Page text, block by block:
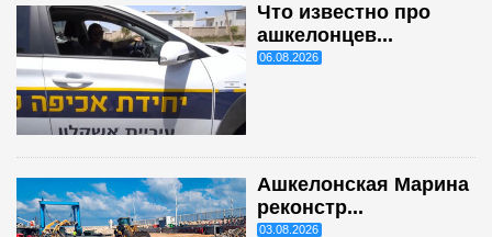
Что известно про
ашкелонцев...
06.08.2026
Ашкелонская Марина
реконстр...
03.08.2026